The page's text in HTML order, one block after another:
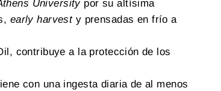
Universitypor su altísima
early harvesty prensadas en frío a
contribuye a la protección de los
con una ingesta diaria de al menos